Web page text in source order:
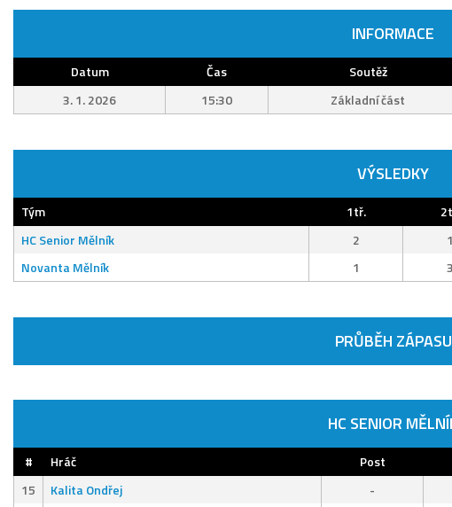
INFORMACE
Datum Čas Soutěž
3. 1. 2026
15:30 Základní část
VÝSLEDKY
Tým 1tř.
HC Senior Mělník
2 1
Novanta Mělník
1 3
PRŮBĚH ZÁPASU
HC SENIOR
# Hráč Post
15
Kalita Ondřej -